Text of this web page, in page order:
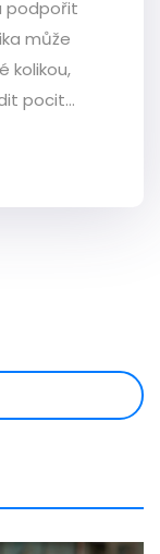
podpořit
může
kolikou,
pocit
vazbu
i při
na správné